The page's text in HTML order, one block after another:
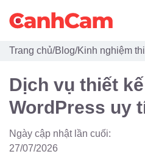
Trang Chủ
Giới Thiệu
Thiết Kế Website
Đã Thiết Kế
Trang chủ/Blog/Kinh nghiệm
Dịch vụ thiết
WordPress uy
Ngày cập nhật lần cuối:
27/07/2026